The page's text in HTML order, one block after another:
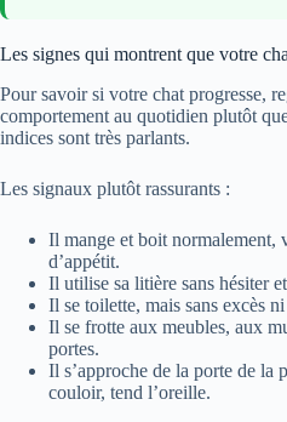
Les signes qui montrent que votre
Pour savoir si votre chat progresse,
comportement au quotidien plutôt
indices sont très parlants.
Les signaux plutôt rassurants :
Il mange et boit normalement,
d’appétit.
Il utilise sa litière sans hésiter
Il se toilette, mais sans excès
Il se frotte aux meubles, aux
portes.
Il s’approche de la porte de la
couloir, tend l’oreille.